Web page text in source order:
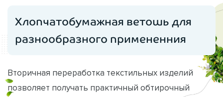
Хлопчатобумажная ветошь для
разнообразного примененния
Вторичная переработка текстильных изделий
позволяет получать практичный обтирочный